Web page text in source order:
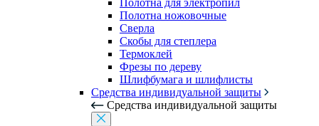
Полотна для электропил
Полотна ножовочные
Сверла
Скобы для степлера
Термоклей
Фрезы по дереву
Шлифбумага и шлифлисты
Средства индивидуальной защиты
Средства индивидуальной защиты